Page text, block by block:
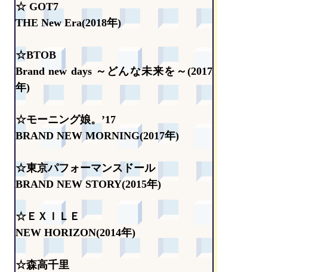
☆ GOT7
THE New Era(2018年)
☆BTOB
Brand new days ～どんな未来を～(2017
年)
☆モーニング娘。’17
BRAND NEW MORNING(2017年)
☆東京パフォーマンスドール
BRAND NEW STORY(2015年)
☆ＥＸＩＬＥ
NEW HORIZON(2014年)
☆森高千里